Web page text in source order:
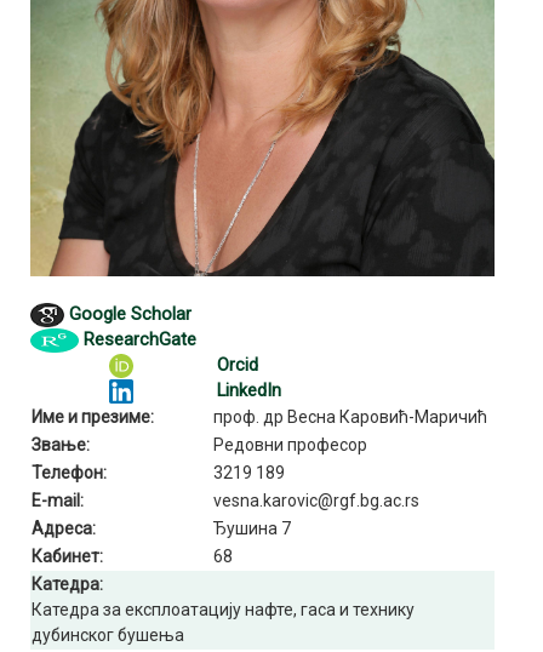
Google Scholar
ResearchGate
Orcid
LinkedIn
Име и презиме:
проф. др Весна Каровић-Маричић
Звање:
Редовни професор
Телефон:
3219 189
E-mail:
vesna.karovic@rgf.bg.ac.rs
Адреса:
Ђушина 7
Кабинет:
68
Катедра:
Катедра за експлоатацију нафте, гаса и технику
дубинског бушења